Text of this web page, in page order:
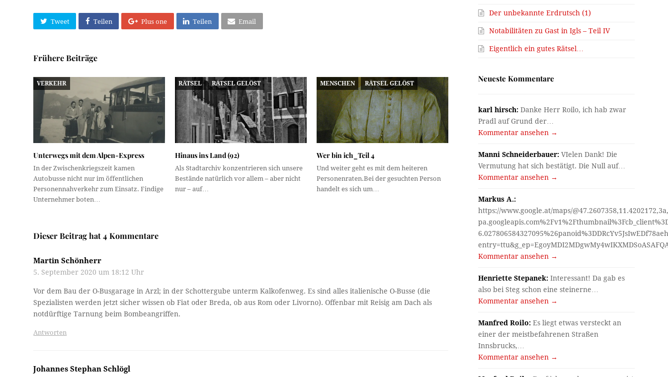
Tweet Teilen Plus one Teilen Email
Frühere Beiträge
VERKEHR
Unterwegs mit dem Alpen-Express
In der Zwischenkriegszeit kamen
Autobusse nicht nur im öffentlichen
Personennahverkehr zum Einsatz. Findige
Unternehmer boten…
RÄTSEL RÄTSEL GELÖST
Hinaus ins Land (92)
Als Stadtarchiv konzentrieren sich unsere
Bestände natürlich vor allem – aber nicht
nur – auf…
MENSCHEN RÄTSEL GELÖST
Wer bin ich_Teil 4
Und weiter geht es mit dem heiteren
Personenraten.Bei der gesuchten Person
handelt es sich um…
Dieser Beitrag hat 4 Kommentare
Martin Schönherr
5. September 2020 um 18:12 Uhr
Vor dem Bau der O-Busgarage in Arzl; in der Schottergube unterm Kalkofenweg. Es sind alles italienische O-Busse (die
Spezialisten werden jetzt sicher wissen ob Fiat oder Breda, ob aus Rom oder Livorno). Offenbar mit Reisig am Dach als
notdürftige Tarnung beim Bombeangriffen.
Antworten
Johannes Stephan Schlögl
Der unbekannte Erdrutsch (1)
Notabilitäten zu Gast in Igls – Teil IV
Eigentlich ein gutes Rätsel…
Neueste Kommentare
karl hirsch: Danke Herr Roilo, ich hab zwar
Pradl auf Grund der…
Kommentar ansehen →
Manni Schneiderbauer: VIelen Dank! Die
Vermutung hat sich bestätigt. Die Null auf…
Kommentar ansehen →
Markus A.:
https://www.google.at/maps/
Kommentar ansehen →
Henriette Stepanek: Interessant! Da gab es
also bei Steg schon eine steinerne…
Kommentar ansehen →
Manfred Roilo: Es liegt etwas versteckt an
einer der meistbefahrenen Straßen
Innsbrucks,…
Kommentar ansehen →